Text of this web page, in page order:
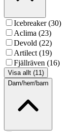
Icebreaker (30)
Aclima (23)
Devold (22)
Artilect (19)
Fjällräven (16)
Visa allt (11)
Dam/herr/barn